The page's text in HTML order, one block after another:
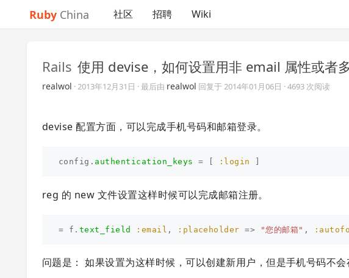
Ruby China 社区 招聘 Wiki
Rails 使用 devise，如何设置用非 email 属性或者
realwol ·2013年12月31日 · 最后由 realwol 回复于2014年01月06日 · 4693 次阅读
devise 配置方面，可以完成手机号码和邮箱登录。
config . authentication_keys = :login
reg 的 new 文件设置这样时候可以完成邮箱注册。
= f . text_field :email , :placeholder => "您的邮箱" ,
问题是： 如果设置为这样时候，可以创建新用户，但是手机号码不会